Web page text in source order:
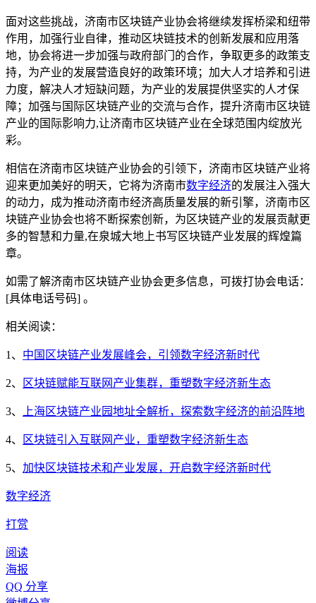
面对这些挑战，济南市区块链产业协会将继续发挥桥梁和纽带
作用，加强行业自律，推动区块链技术的创新发展和应用落
地，协会将进一步加强与政府部门的合作，争取更多的政策支
持，为产业的发展营造良好的政策环境；加大人才培养和引进
力度，解决人才短缺问题，为产业的发展提供坚实的人才保
障；加强与国际区块链产业的交流与合作，提升济南市区块链
产业的国际影响力,让济南市区块链产业在全球范围内绽放光
彩。
相信在济南市区块链产业协会的引领下，济南市区块链产业将
迎来更加美好的明天，它将为济南市数字经济的发展注入强大
的动力，成为推动济南市经济高质量发展的新引擎，济南市区
块链产业协会也将不断探索创新，为区块链产业的发展贡献更
多的智慧和力量,在泉城大地上书写区块链产业发展的辉煌篇
章。
如需了解济南市区块链产业协会更多信息，可拨打协会电话：
[具体电话号码] 。
相关阅读：
1、 中国区块链产业发展峰会，引领数字经济新时代
2、 区块链赋能互联网产业集群，重塑数字经济新生态
3、 上海区块链产业园地址全解析，探索数字经济的前沿阵地
4、 区块链引入互联网产业，重塑数字经济新生态
5、 加快区块链技术和产业发展，开启数字经济新时代
数字经济
打赏
阅读
海报
QQ 分享